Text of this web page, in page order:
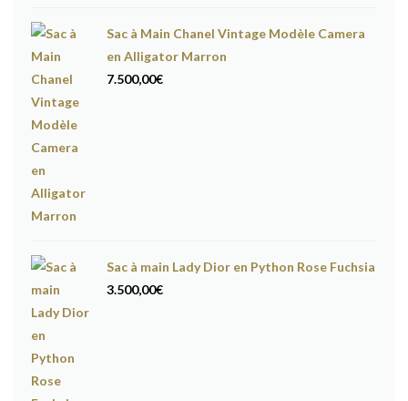
Sac à Main Chanel Vintage Modèle Camera
en Alligator Marron
7.500,00€
Sac à main Lady Dior en Python Rose Fuchsia
3.500,00€